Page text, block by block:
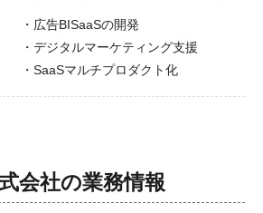
・広告BISaaSの開発
・デジタルマーケティング支援
・SaaSマルチプロダクト化
会社の業務情報